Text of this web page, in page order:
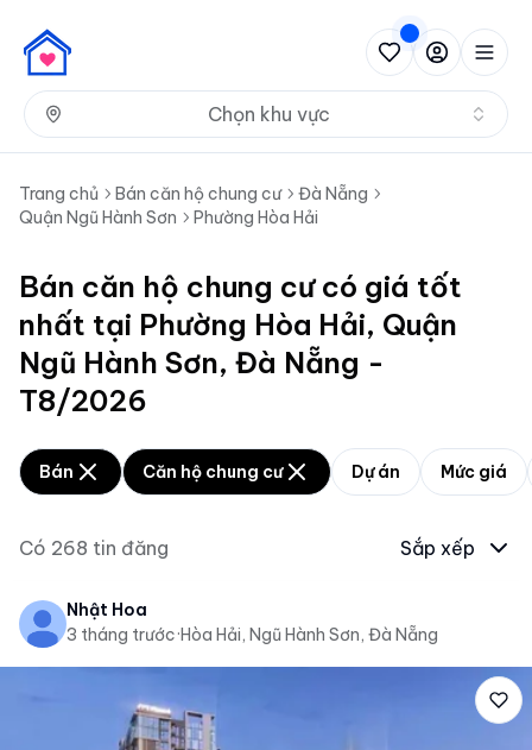
Chọn khu vực
Trang chủ Bán căn hộ chung cư
Đà Nẵng
Quận Ngũ Hành Sơn
Phường Hòa Hải
Bán căn hộ chung cư có giá tốt
nhất tại Phường Hòa Hải, Quận
Ngũ Hành Sơn, Đà Nẵng -
T8/2026
Bán Căn hộ chung cư Dự án Mức giá
Có 268 tin đăng Sắp xếp
Nhật Hoa
3 tháng trước·Hòa Hải, Ngũ Hành Sơn, Đà Nẵng